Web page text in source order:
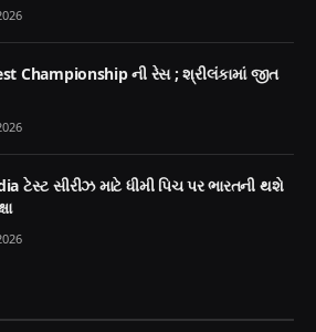
Championship ની રેસ ; શ્રીલંકામાં જીત
ટેસ્ટ સીરીઝ માટે ધીમી પિચ પર ભારતની થશે